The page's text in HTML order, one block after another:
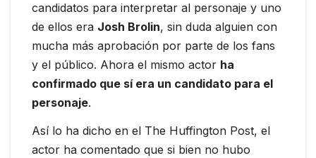
candidatos para interpretar al personaje y uno
de ellos era Josh Brolin, sin duda alguien con
mucha más aprobación por parte de los fans
y el público. Ahora el mismo actor ha
confirmado que sí era un candidato para el
personaje.
Así lo ha dicho en el The Huffington Post, el
actor ha comentado que si bien no hubo